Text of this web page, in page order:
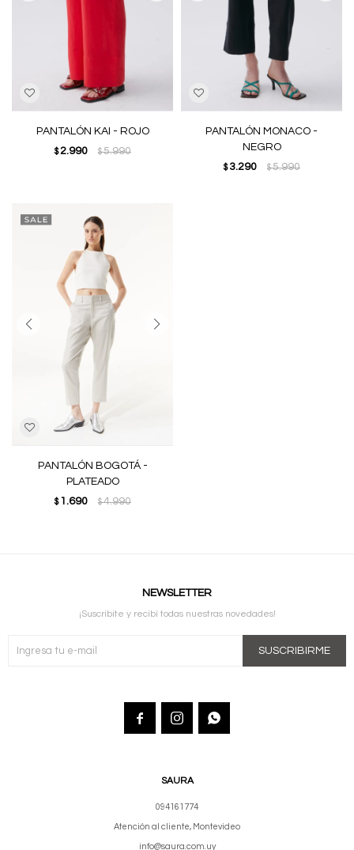
PANTALÓN KAI - ROJO
$ 2.990 $5.990
PANTALÓN MONACO -
NEGRO
$ 3.290 $5.990
PANTALÓN BOGOTÁ -
PLATEADO
$ 1.690 $4.990
SAURA
094161774
Atención al cliente, Montevideo
info@saura.com.uy
NEWSLETTER
¡Suscribite y recibí todas nuestras novedades!
SUSCRIBIRME
  